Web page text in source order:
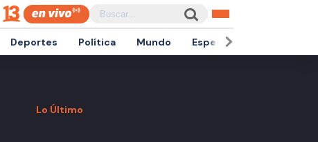
Deportes Política Mundo Espectáculos
Lo Último